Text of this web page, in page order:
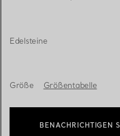
Edelsteine
Größe Größentabelle
BENACHRICHTIGEN